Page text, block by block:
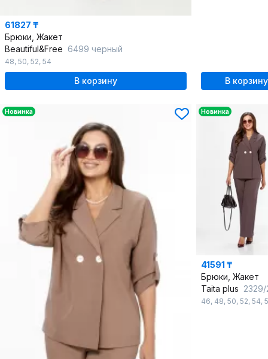
61827 ₸
Брюки, Жакет
Beautiful&Free 6499 черный
48, 50, 52, 54
В корзину В корзину
Новинка Новинка
41591 ₸
Брюки, Жакет
Taita plus 2329/
46, 48, 50, 52, 54,